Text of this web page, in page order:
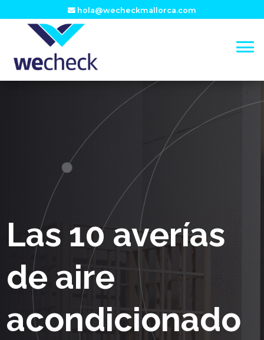
hola@wecheckmallorca.com
Las 10 averías
de aire
acondicionado